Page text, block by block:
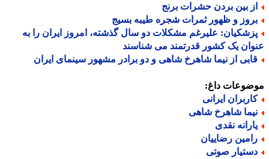
بین بردن حشرات برنج
و ظهور ثمرات شجره طیبه بسیج
علیرغم مشکلات دو سال گذشته، امروز ایران را به
یک کشور قدرتمند می شناسند
از نیما شاهرخ شاهی و دو برادر مشهور سینمای ایران
داغ:
ایرانی
شاهرخ شاهی
نقدی
رضاییان
صوتی